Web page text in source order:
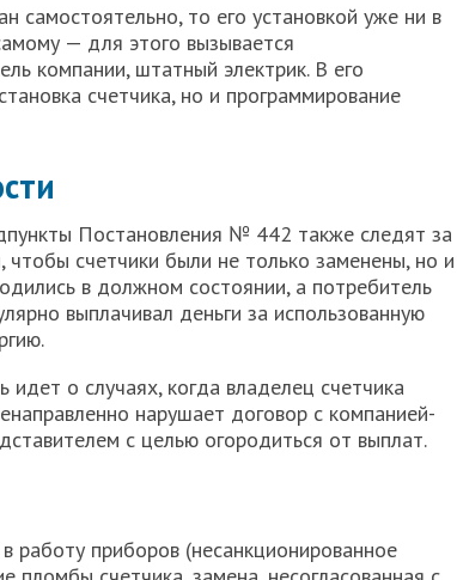
самостоятельно, то его установкой уже ни в
— для этого вызывается
компании, штатный электрик. В его
счетчика, но и программирование
Постановления № 442 также следят за
чтобы счетчики были не только заменены, но и
в должном состоянии, а потребитель
выплачивал деньги за использованную
идет о случаях, когда владелец счетчика
нарушает договор с компанией-
с целью огородиться от выплат.
работу приборов (несанкционированное